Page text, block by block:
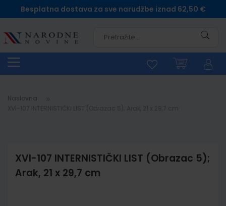
Besplatna dostava za sve narudžbe iznad 62,50 €
Naslovna
XVI-107 INTERNISTIČKI LIST (Obrazac 5);
Arak, 21 x 29,7 cm